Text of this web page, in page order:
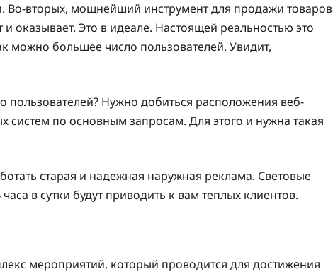
Во-вторых, мощнейший инструмент для продажи товаров
оказывает. Это в идеале. Настоящей реальностью это
можно большее число пользователей. Увидит,
пользователей? Нужно добиться расположения веб-
систем по основным запросам. Для этого и нужна такая
старая и надежная наружная реклама. Световые
в сутки будут приводить к вам теплых клиентов.
мероприятий, который проводится для достижения